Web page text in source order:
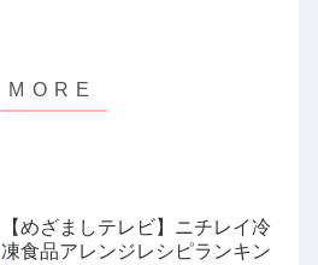
【めざましテレビ】ニチレイ冷
凍食品アレンジレシピランキン